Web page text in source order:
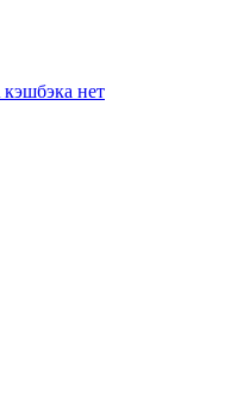
кэшбэка нет